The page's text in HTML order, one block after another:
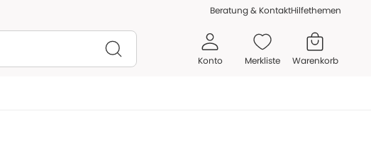
Beratung & KontaktHilfethemen
Konto Merkliste Warenkorb